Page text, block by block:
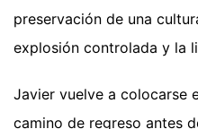
preservación de una
explosión controlada y la
Javier vuelve a colocarse
camino de regreso antes